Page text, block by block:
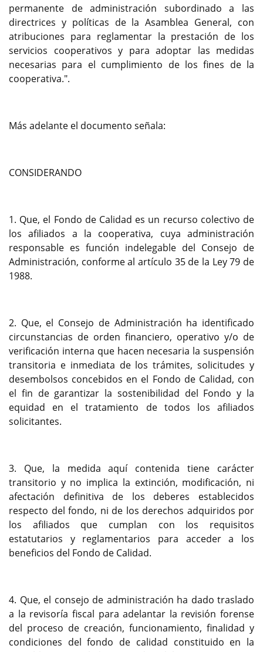
permanente de administración subordinado a las
directrices y políticas de la Asamblea General, con
atribuciones para reglamentar la prestación de los
servicios cooperativos y para adoptar las medidas
necesarias para el cumplimiento de los fines de la
cooperativa.".
Más adelante el documento señala:
CONSIDERANDO
1. Que, el Fondo de Calidad es un recurso colectivo de
los afiliados a la cooperativa, cuya administración
responsable es función indelegable del Consejo de
Administración, conforme al artículo 35 de la Ley 79 de
1988.
2. Que, el Consejo de Administración ha identificado
circunstancias de orden financiero, operativo y/o de
verificación interna que hacen necesaria la suspensión
transitoria e inmediata de los trámites, solicitudes y
desembolsos concebidos en el Fondo de Calidad, con
el fin de garantizar la sostenibilidad del Fondo y la
equidad en el tratamiento de todos los afiliados
solicitantes.
3. Que, la medida aquí contenida tiene carácter
transitorio y no implica la extinción, modificación, ni
afectación definitiva de los deberes establecidos
respecto del fondo, ni de los derechos adquiridos por
los afiliados que cumplan con los requisitos
estatutarios y reglamentarios para acceder a los
beneficios del Fondo de Calidad.
4. Que, el consejo de administración ha dado traslado
a la revisoría fiscal para adelantar la revisión forense
del proceso de creación, funcionamiento, finalidad y
condiciones del fondo de calidad constituido en la